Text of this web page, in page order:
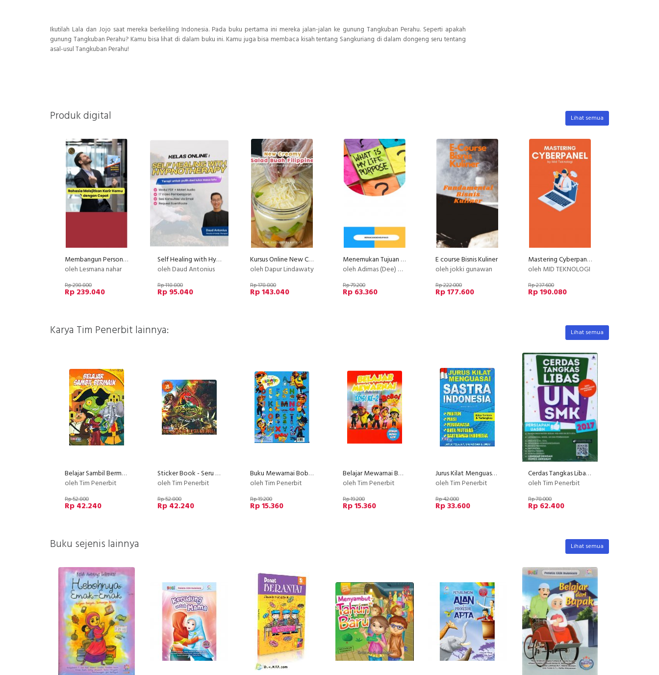
Ikutilah Lala dan Jojo saat mereka berkeliling Indonesia. Pada buku pertama ini mereka jalan-jalan ke gunung Tangkuban Perahu. Seperti apakah
gunung Tangkuban Perahu? Kamu bisa lihat di dalam buku ini. Kamu juga bisa membaca kisah tentang Sangkuriang di dalam dongeng seru tentang
asal-usul Tangkuban Perahu!
Produk digital Lihat semua
Membangun Personal Branding yang Kuat
oleh Lesmana nahar
Rp 298.800
Rp 239.040
Self Healing with Hypnotherapy
oleh Daud Antonius
Rp 118.800
Rp 95.040
Kursus Online New Creamy Salad Buah Philiphine Dapur Lindawaty PU
oleh Dapur Lindawaty
Rp 178.800
Rp 143.040
Menemukan Tujuan Hidup (Life Purpose)
oleh Adimas (Dee) Wirajayanagara (Lesmana)
Rp 79.200
Rp 63.360
E course Bisnis Kuliner
oleh jokki gunawan
Rp 222.000
Rp 177.600
Mastering Cyberpanel
oleh MID TEKNOLOGI
Rp 237.600
Rp 190.080
Karya Tim Penerbit lainnya: Lihat semua
Belajar Sambil Bermain
oleh Tim Penerbit
Rp 52.800
Rp 42.240
Sticker Book - Seru Berpetualangan Di Negeri Dinosaurus
oleh Tim Penerbit
Rp 52.800
Rp 42.240
Buku Mewarnai Boboi Boy
oleh Tim Penerbit
Rp 19.200
Rp 15.360
Belajar Mewarnai Boboi Boy Edisi ke-2
oleh Tim Penerbit
Rp 19.200
Rp 15.360
Jurus Kilat Menguasai Sastra Indonesia
oleh Tim Penerbit
Rp 42.000
Rp 33.600
Cerdas Tangkas Libas UN SMK 2017
oleh Tim Penerbit
Rp 78.000
Rp 62.400
Buku sejenis lainnya Lihat semua